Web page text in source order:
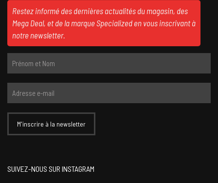
Restez informé des dernières actualités du magasin, des
Mega Deal, et de la marque Specialized en vous inscrivant à
notre newsletter.
SUIVEZ-NOUS SUR INSTAGRAM